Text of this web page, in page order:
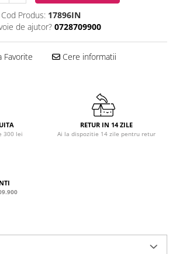
jucarii
Cod Produs: 17896IN
de ajutor? 0728709900
Favorite Cere informatii
300 lei
RETUR IN 14 ZILE
Ai la dispozitie 14 zile pentru retur